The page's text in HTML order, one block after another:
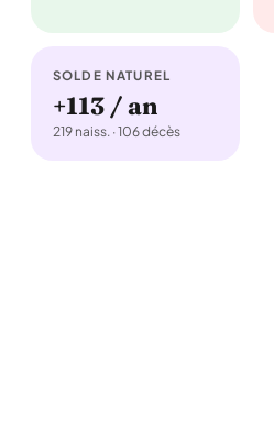
SOLDE NATUREL
+113 / an
219 naiss. · 106 décès